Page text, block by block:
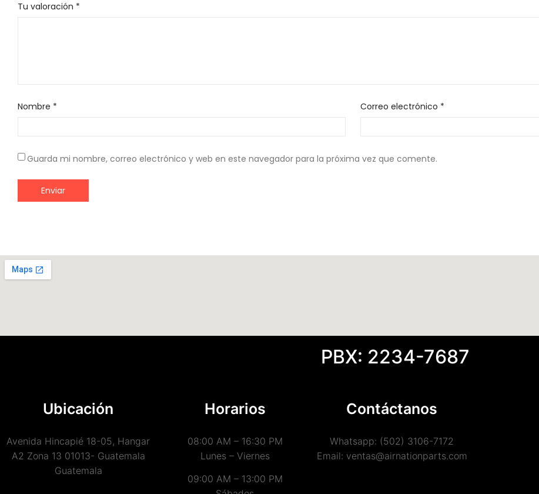
Tu valoración *
Nombre * Correo electrónico *
Guarda mi nombre, correo electrónico y web en este navegador para la próxima vez que comente.
PBX: 2234-7687
Ubicación
Avenida Hincapié 18-05, Hangar
A2 Zona 13 01013- Guatemala
Guatemala
Horarios
08:00 AM – 16:30 PM
Lunes – Viernes
09:00 AM – 13:00 PM
Contáctanos
Whatsapp: (502) 3106-7172
Email: ventas@airnationparts.com